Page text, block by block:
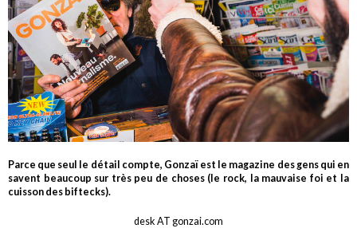
Parce que seul le détail compte, Gonzaï est le magazine des gens qui en
savent beaucoup sur très peu de choses (le rock, la mauvaise foi et la
cuisson des biftecks).
desk AT gonzai.com